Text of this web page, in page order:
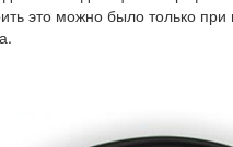
это можно было только